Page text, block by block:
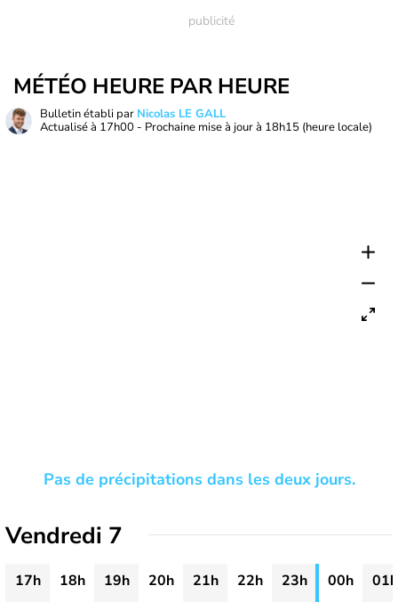
MÉTÉO HEURE PAR HEURE
Bulletin établi par Nicolas LE GALL
Actualisé à 17h00 - Prochaine mise à jour à 18h15 (heure locale)
Pas de précipitations dans les deux jours.
Vendredi 7
17h 18h 19h 20h 21h 22h 23h 00h
01h